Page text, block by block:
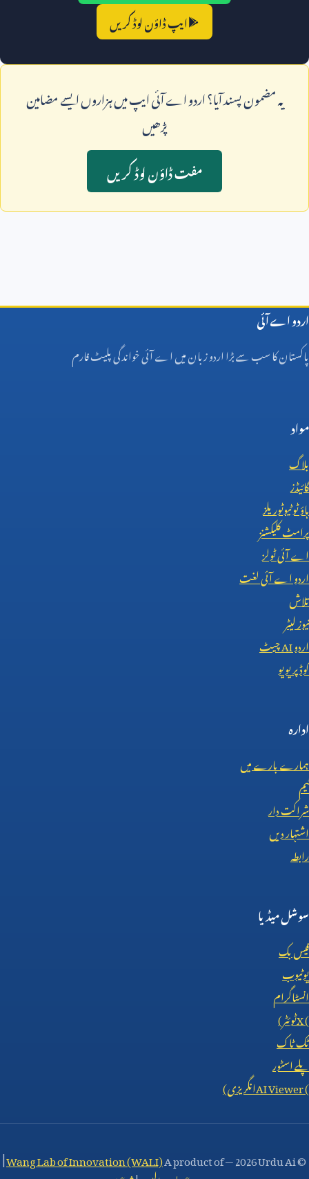
ایپ ڈاؤن لوڈ کریں
يہ مضمون پسند آيا؟ اردو اے آئی ايپ ميں ہزاروں ايسے مضامين
پڑھيں
مفت ڈاؤن لوڈ کريں
اردو اے آئی
پاکستان کا سب سے بڑا اردو زبان میں اے آئی خواندگی پلیٹ فارم
مواد
بلاگ
گائیڈز
ہاؤ ٹو ٹیوٹوریلز
پرامٹ کلیکشنز
اے آئی ٹولز
اردو اے آئی لغت
تلاش
نیوز لیٹر
اردوAIچیٹ
کوڈ پریویو
ادارہ
ہمارے بارے میں
ٹیم
شراکت دار
اشتہار دیں
رابطہ
سوشل میڈیا
فیس بک
یوٹیوب
انسٹاگرام
X (ٹوئٹر)
ٹک ٹاک
پلے اسٹور
AI Viewer (انگریزی)
©
2026 Urdu Ai
—
A product of
Wang Lab of Innovation (WALI)
|